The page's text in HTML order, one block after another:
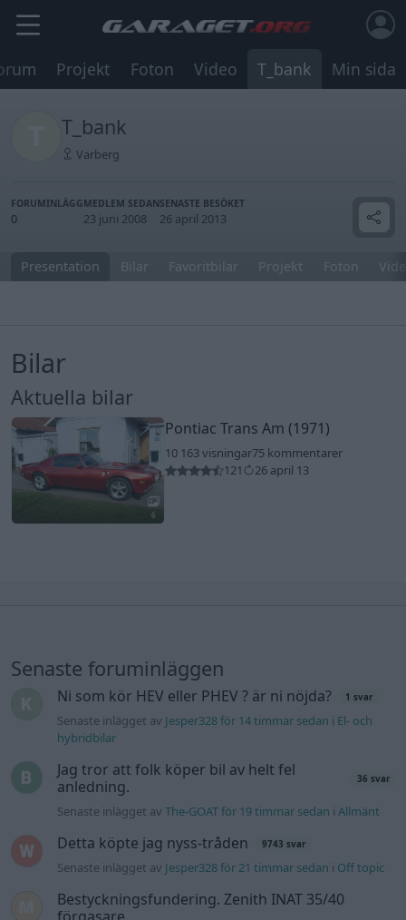
Projekt Foton Video T_bank Min sida
T_bank
Varberg
FORUMINLÄGG
0
MEDLEM SEDAN
23 juni 2008
SENASTE BESÖKET
26 april 2013
Presentation Bilar Favoritbilar Projekt Foton
Bilar
Aktuella bilar
6
Pontiac Trans Am (1971)
10 163 visningar75 kommentarer
121
26 april 13
Senaste foruminläggen
Ni som kör HEV eller PHEV ? är ni nöjda? 1 svar
Senaste inlägget av Jesper328 för 14 timmar sedan i El- och
hybridbilar
Jag tror att folk köper bil av helt fel
anledning.
36 svar
Senaste inlägget avThe-GOAT för 19 timmar sedan iAllmänt
Detta köpte jag nyss-tråden 9743 svar
Senaste inlägget av Jesper328 för 21 timmar sedan i Off topic
Bestyckningsfundering. Zenith INAT 35/40